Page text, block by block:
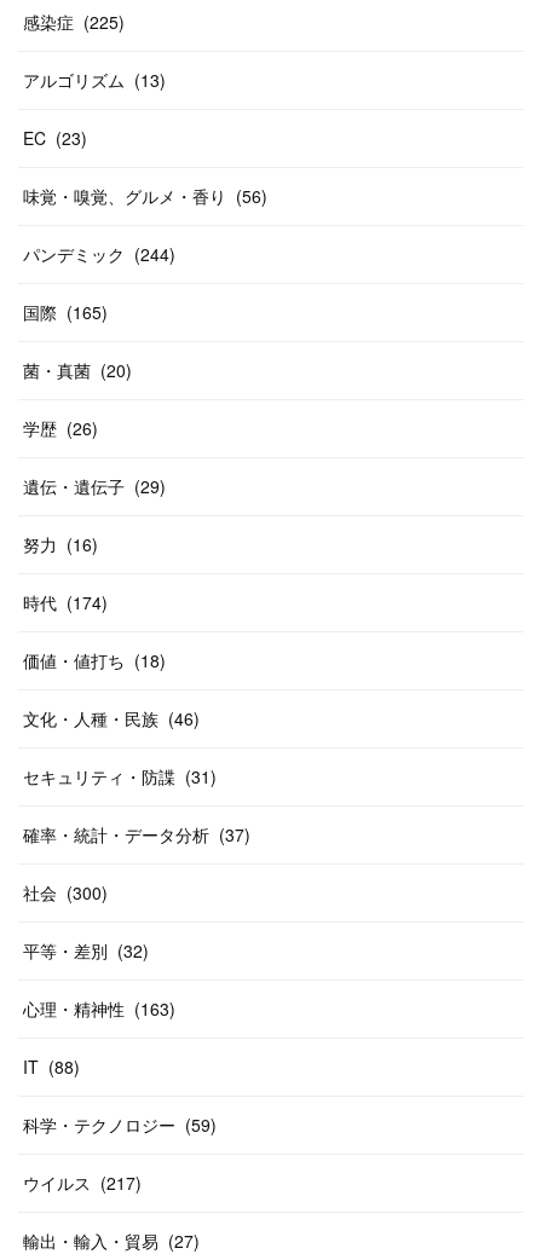
感染症 (225)
アルゴリズム (13)
EC (23)
味覚・嗅覚、グルメ・香り (56)
パンデミック (244)
国際 (165)
菌・真菌 (20)
学歴 (26)
遺伝・遺伝子 (29)
努力 (16)
時代 (174)
価値・値打ち (18)
文化・人種・民族 (46)
セキュリティ・防諜 (31)
確率・統計・データ分析 (37)
社会 (300)
平等・差別 (32)
心理・精神性 (163)
IT (88)
科学・テクノロジー (59)
ウイルス (217)
輸出・輸入・貿易 (27)